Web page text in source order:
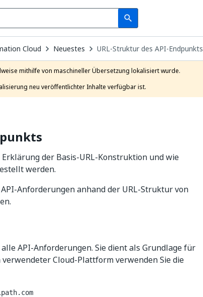
search
Search
Cloud Neuestes URL-Struktur des API-Endpunkts
mithilfe von maschineller Übersetzung lokalisiert wurde.
neu veröffentlichter Inhalte verfügbar ist.
der Basis-URL-Konstruktion und wie
werden.
Anforderungen anhand der URL-Struktur von
API-Anforderungen. Sie dient als Grundlage für
Cloud-Plattform verwenden Sie die